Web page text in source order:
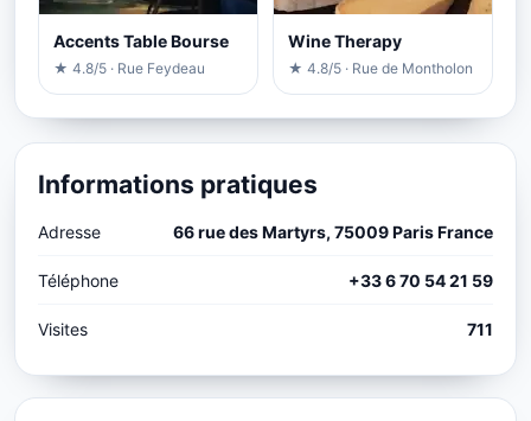
Accents Table Bourse
★ 4.8/5 · Rue Feydeau
Wine Therapy
★ 4.8/5 · Rue de Montholon
Informations pratiques
Adresse 66 rue des Martyrs, 75009 Paris France
Téléphone +33 6 70 54 21 59
Visites 711